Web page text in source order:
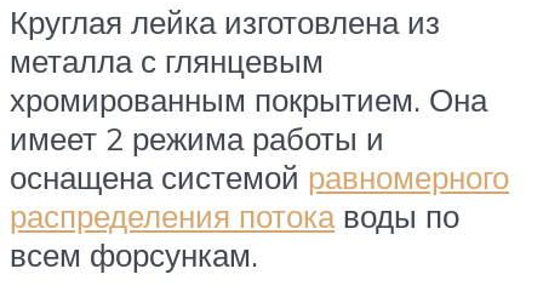
Круглая лейка изготовлена из
металла с глянцевым
хромированным покрытием. Она
имеет 2 режима работы и
оснащена системой равномерного
распределения потокаводы по
всем форсункам.